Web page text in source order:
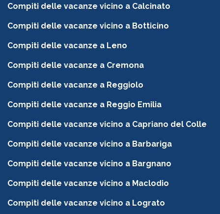
Compiti delle vacanze vicino a Calcinato
Compiti delle vacanze vicino a Botticino
Compiti delle vacanze a Leno
Compiti delle vacanze a Cremona
Compiti delle vacanze a Reggiolo
Compiti delle vacanze a Reggio Emilia
Compiti delle vacanze vicino a Capriano del Colle
Compiti delle vacanze vicino a Barbariga
Compiti delle vacanze vicino a Bargnano
Compiti delle vacanze vicino a Maclodio
Compiti delle vacanze vicino a Lograto